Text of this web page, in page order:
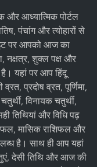
2083
अगला दिन ➡️